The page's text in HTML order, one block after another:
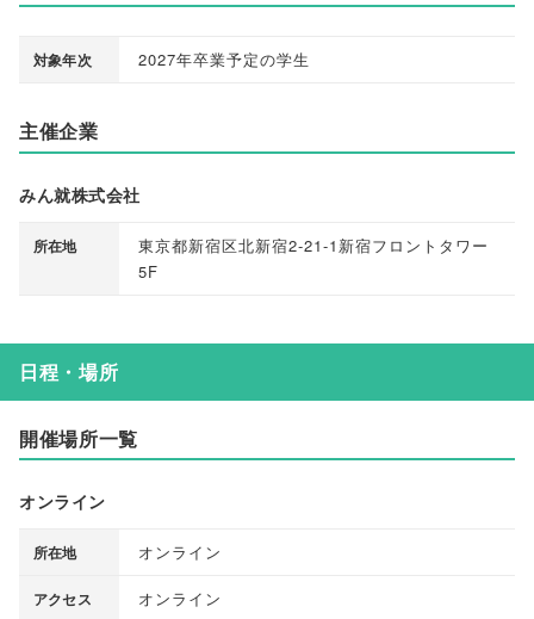
対象年次 2027年卒業予定の学生
主催企業
みん就株式会社
所在地
東京都新宿区北新宿2-21-1新宿フロントタワー
5F
日程・場所
開催場所一覧
オンライン
所在地 オンライン
アクセス オンライン